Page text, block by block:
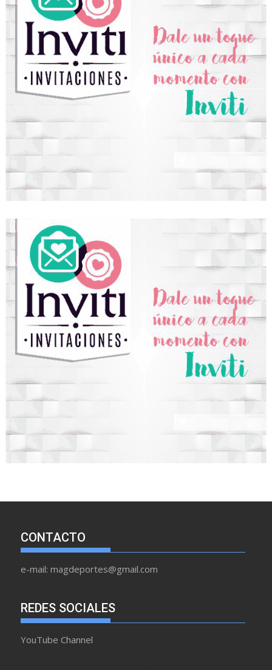
CONTACTO
e-mail: magdeportes@gmail.com
REDES SOCIALES
YouTube Channel